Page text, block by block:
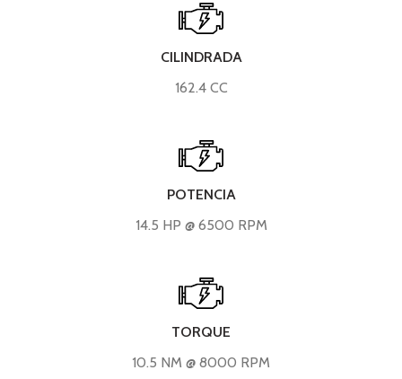
CILINDRADA
162.4 CC
POTENCIA
14.5 HP @ 6500 RPM
TORQUE
10.5 NM @ 8000 RPM